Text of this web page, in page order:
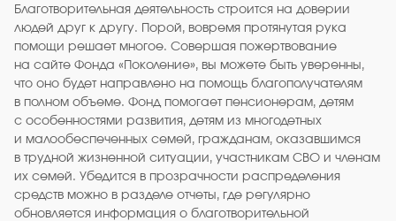
Благотворительная деятельность строится на доверии
людей друг к другу. Порой, вовремя протянутая рука
помощи решает многое. Совершая пожертвование
на сайте Фонда «Поколение», вы можете быть уверенны,
что оно будет направлено на помощь благополучателям
в полном объеме. Фонд помогает пенсионерам, детям
с особенностями развития, детям из многодетных
и малообеспеченных семей, гражданам, оказавшимся
в трудной жизненной ситуации, участникам СВО и членам
их семей. Убедится в прозрачности распределения
средств можно в разделе отчеты, где регулярно
обновляется информация о благотворительной